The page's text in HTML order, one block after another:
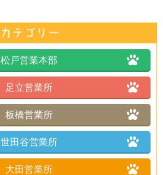
松戸営業本部
足立営業所
板橋営業所
世田谷営業所
大田営業所